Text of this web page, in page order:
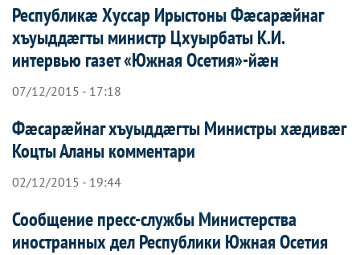
Республикæ Хуссар Ирыстоны Фæсарæйнаг
хъуыддæгты министр Цхуырбаты К.И.
интервью газет «Южная Осетия»-йæн
07/12/2015 - 17:18
Фæсарæйнаг хъуыддæгты Министры хæдивæг
Коцты Аланы комментари
02/12/2015 - 19:44
Сообщение пресс-службы Министерства
иностранных дел Республики Южная Осетия